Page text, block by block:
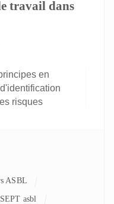
travail dans
en
risques
ASBL
asbl